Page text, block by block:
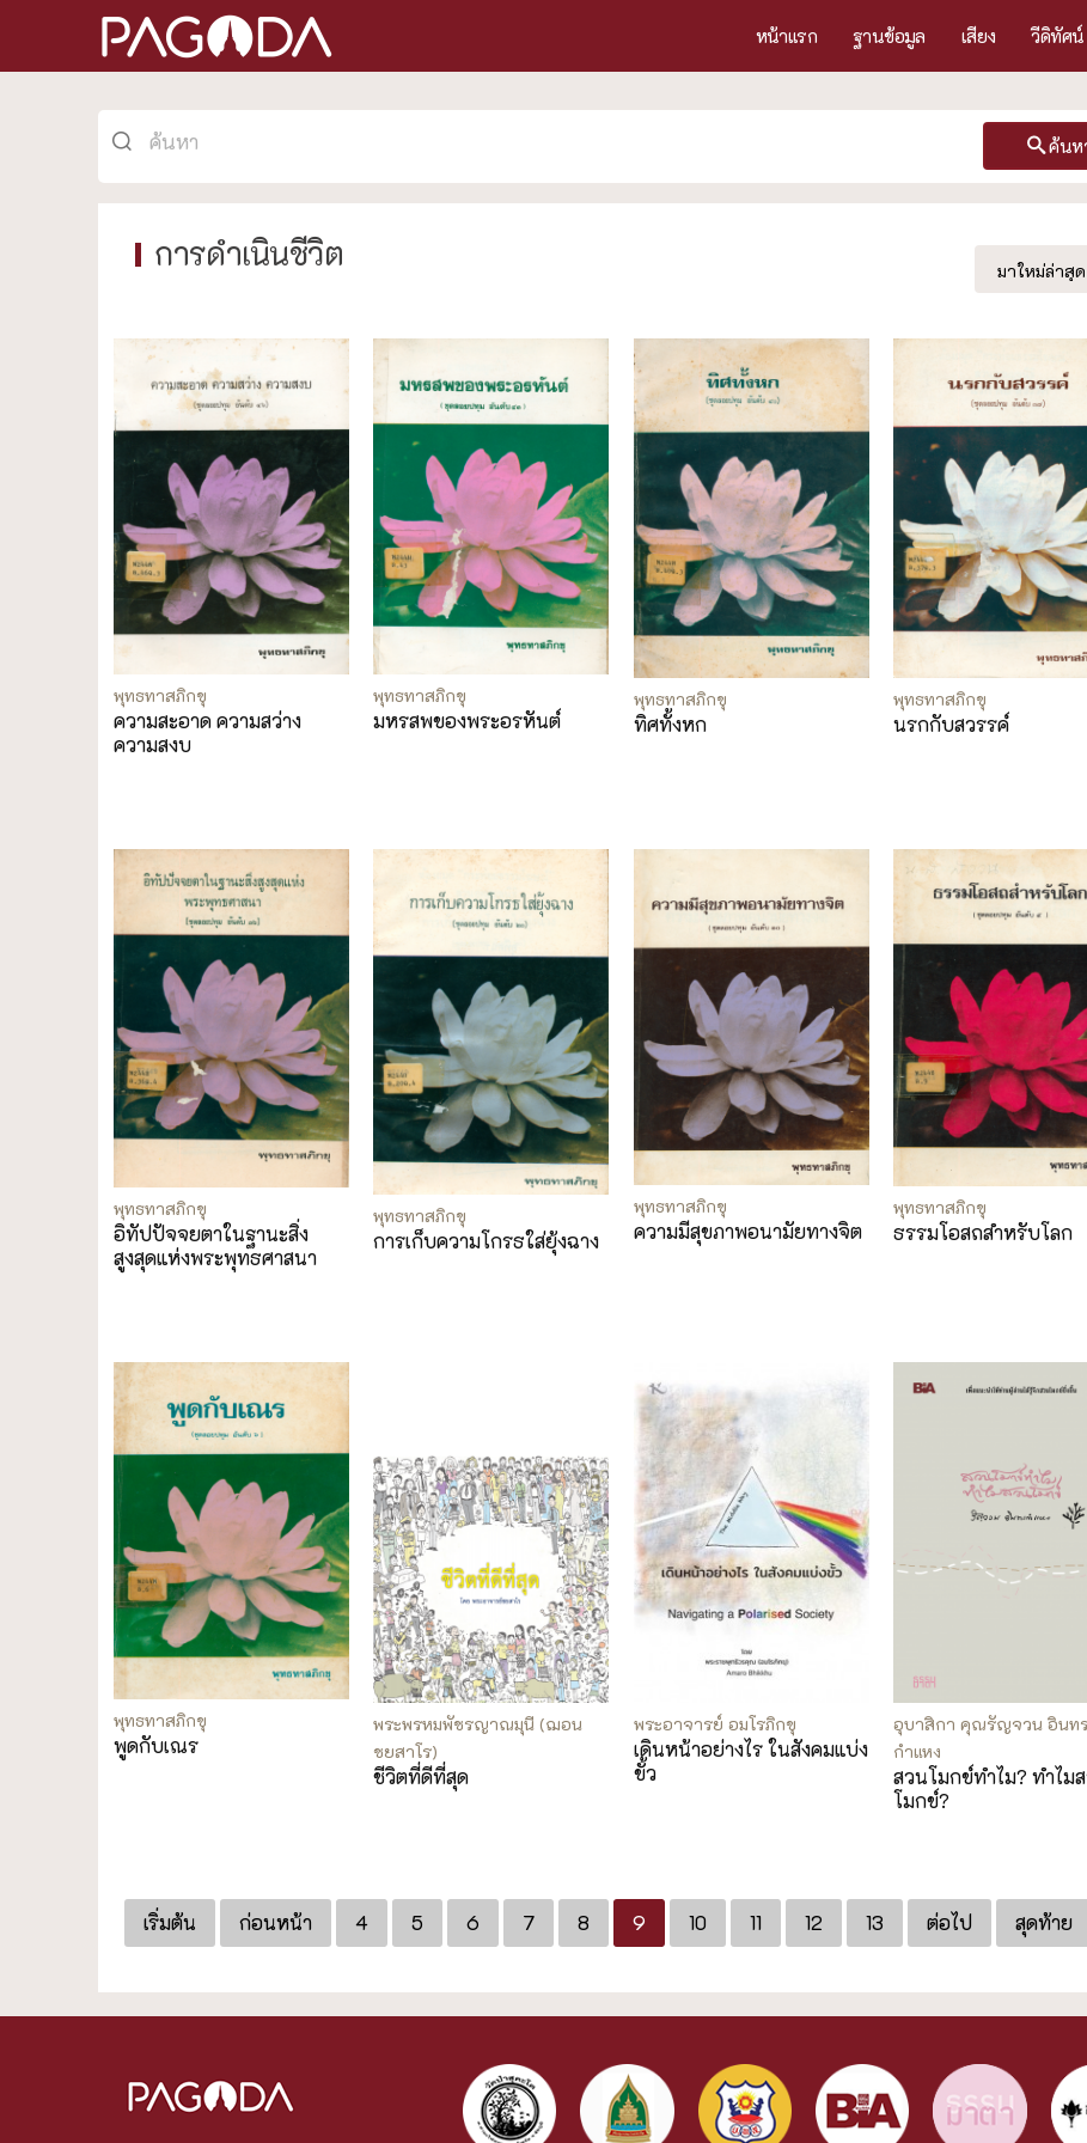
หน้าแรก ฐานข้อมูล เสียง วีดิทัศน์
การดำเนินชีวิต
ค้นห
มาใหม่ล่าสุด
พุทธทาสภิกขุ
ความสะอาด ความสว่าง
ความสงบ
พุทธทาสภิกขุ
มหรสพของพระอรหันต์
พุทธทาสภิกขุ
ทิศทั้งหก
พุทธทาสภิกขุ
นรกกับสวรรค์
พุทธทาสภิกขุ
อิทัปปัจจยตาในฐานะสิ่ง
สูงสุดแห่งพระพุทธศาสนา
พุทธทาสภิกขุ
การเก็บความโกรธใส่ยุ้งฉาง
พุทธทาสภิกขุ
ความมีสุขภาพอนามัยทางจิต
พุทธทาสภิกขุ
ธรรมโอสถสำหรับโลก
พุทธทาสภิกขุ
พูดกับเณร
พระพรหมพัชรญาณมุนี (ฌอน
ชยสาโร)
ชีวิตที่ดีที่สุด
พระอาจารย์ อมโรภิกขุ
เดินหน้าอย่างไร ในสังคมแบ่ง
ขั้ว
อุบาสิกา คุณรัญจวน อินท
กำแหง
สวนโมกข์ทำไม? ทำไม
โมกข์?
เริ่มต้น ก่อนหน้า 4 5 6 7 8 9 10 11 12 13 ต่อไป สุดท้าย